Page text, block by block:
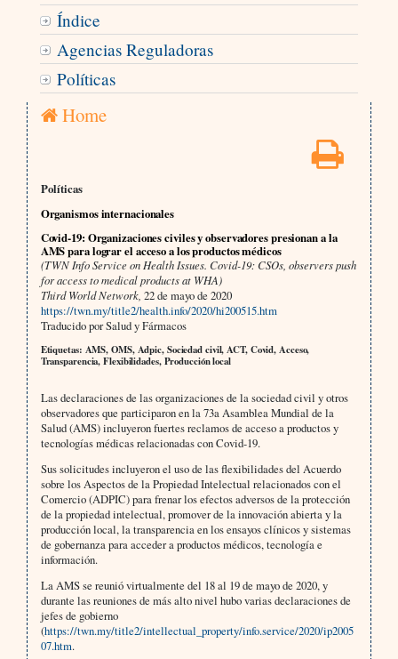
Índice
Agencias Reguladoras
Políticas
Home
Políticas
Organismos internacionales
Covid-19: Organizaciones civiles y observadores presionan a la
AMS para lograr el acceso a los productos médicos
(TWN Info Service on Health Issues. Covid-19: CSOs, observers push
for access to medical products at WHA)
Third World Network, 22 de mayo de 2020
https://twn.my/title2/health.info/2020/hi200515.htm
Traducido por Salud y Fármacos
Etiquetas: AMS, OMS, Adpic, Sociedad civil, ACT, Covid, Acceso,
Transparencia, Flexibilidades, Producción local
Las declaraciones de las organizaciones de la sociedad civil y otros
observadores que participaron en la 73a Asamblea Mundial de la
Salud (AMS) incluyeron fuertes reclamos de acceso a productos y
tecnologías médicas relacionadas con Covid-19.
Sus solicitudes incluyeron el uso de las flexibilidades del Acuerdo
sobre los Aspectos de la Propiedad Intelectual relacionados con el
Comercio (ADPIC) para frenar los efectos adversos de la protección
de la propiedad intelectual, promover de la innovación abierta y la
producción local, la transparencia en los ensayos clínicos y sistemas
de gobernanza para acceder a productos médicos, tecnología e
información.
La AMS se reunió virtualmente del 18 al 19 de mayo de 2020, y
durante las reuniones de más alto nivel hubo varias declaraciones de
jefes de gobierno
(https://twn.my/title2/intellectual_property/info.service/2020/ip2005
07.htm.